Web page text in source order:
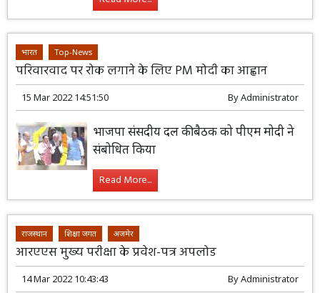
भारत Top-News
परिवारवाद पर रोक लगाने के लिए PM मोदी का आह्वान
15 Mar 2022 14:51:50 ByAdministrator
भाजपा संसदीय दल की बैठक को पीएम मोदी ने
संबोधित किया
Read More...
राजस्थान शिक्षा जगत अजमेर
आरएएस मुख्य परीक्षा के प्रवेश-पत्र अपलोड
14 Mar 2022 10:43:43 ByAdministrator